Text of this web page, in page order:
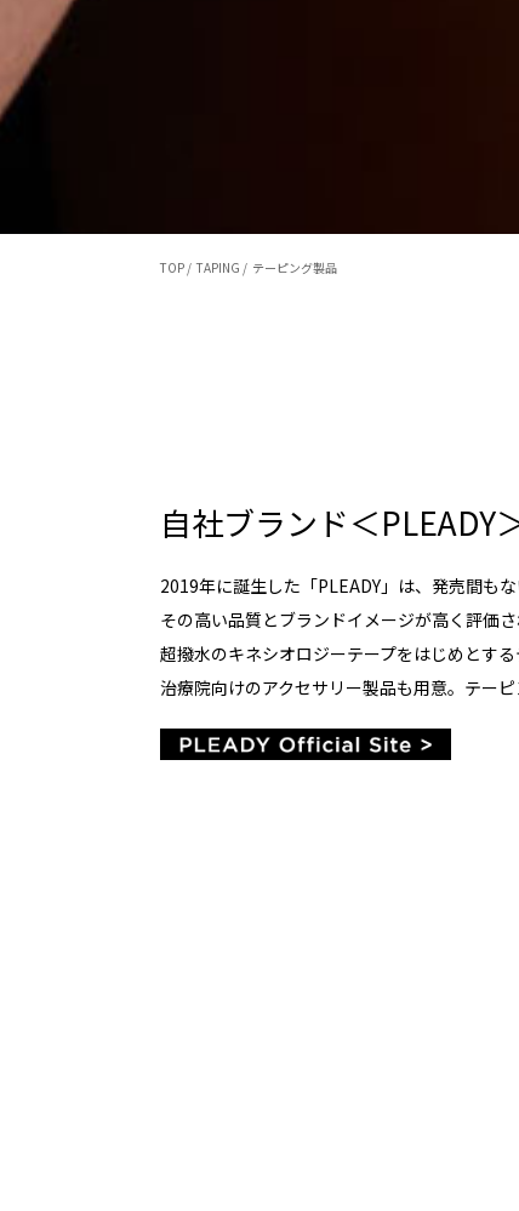
TOP / TAPING / テーピング製品
自社ブランド＜PLEADY
2019年に誕生した「PLEADY」は、発売間も
その高い品質とブランドイメージが高く評価さ
超撥水のキネシオロジーテープをはじめとす
治療院向けのアクセサリー製品も用意。テー